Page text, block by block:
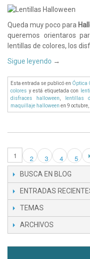
Queda muy poco para
queremos orientaros
lentillas de colores, los
Sigue leyendo →
Esta entrada se publicó en Óptica
colores y está etiquetada con
disfraces halloween
lentillas
maquillaje halloween en 9
1 2 3 4 5
BUSCA EN BLOG
ENTRADAS
TEMAS
ARCHIVOS